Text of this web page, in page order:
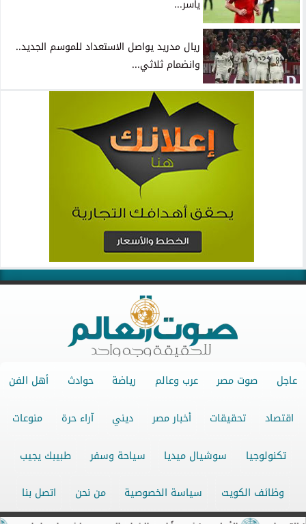
ياسر...
ريال مدريد يواصل الاستعداد للموسم الجديد..
وانضمام ثلاثي...
عاجل صوت مصر عرب وعالم رياضة حوادث أهل الفن
اقتصاد تحقيقات أخبار مصر ديني آراء حرة منوعات
تكنولوجيا سوشيال ميديا سياحة وسفر طبيبك يجيب
وظائف الكويت سياسة الخصوصية من نحن اتصل بنا